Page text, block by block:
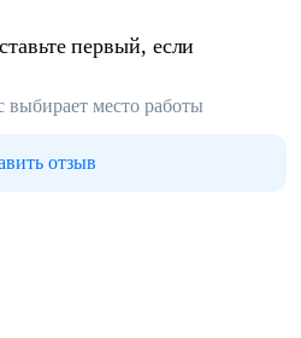
первый, если
выбирает место работы
отзыв